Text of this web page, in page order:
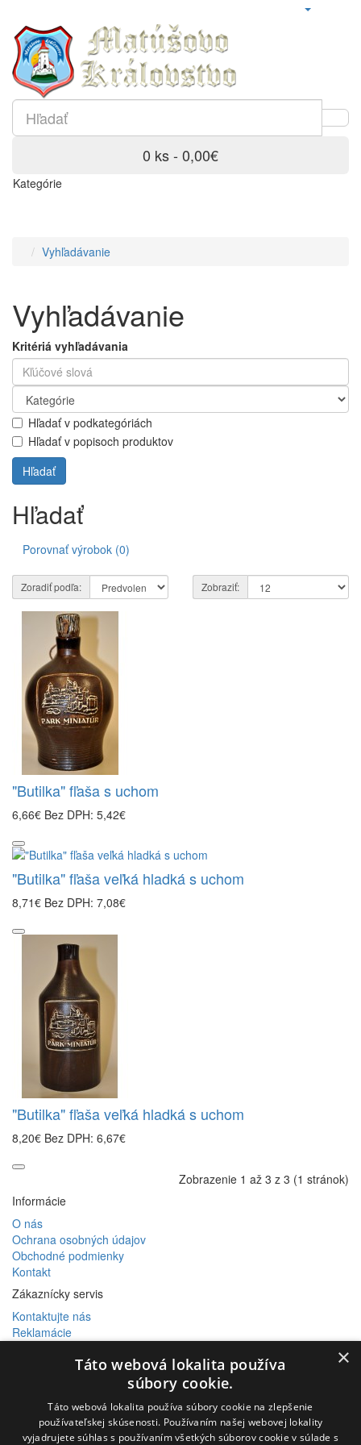
0 ks - 0,00€
Kategórie
Vyhľadávanie
Vyhľadávanie
Kritériá vyhľadávania
Hľadať v podkategóriách
Hľadať v popisoch produktov
Hľadať
Porovnať výrobok (0)
Zoradiť podľa: Zobraziť:
"Butilka" fľaša s uchom
6,66€ Bez DPH: 5,42€
"Butilka" fľaša veľká hladká s uchom
8,71€ Bez DPH: 7,08€
"Butilka" fľaša veľká hladká s uchom
8,20€ Bez DPH: 6,67€
Zobrazenie 1 až 3 z 3 (1 stránok)
Informácie
O nás
Ochrana osobných údajov
Obchodné podmienky
Kontakt
Zákaznícky servis
Kontaktujte nás
Reklamácie
Darčekové poukážky
Partnerský program
Akciový tovar
×
Táto webová lokalita používa
súbory cookie.
Táto webová lokalita používa súbory cookie na zlepšenie
používateľskej skúsenosti. Používaním našej webovej lokality
vyjadrujete súhlas s používaním všetkých súborov cookie v súlade s